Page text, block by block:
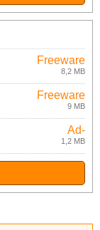
Freeware
8,2 MB
Freeware
9 MB
Ad-
supported
1,2 MB